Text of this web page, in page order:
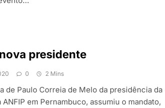
presidente
0 2 Mins
de Paulo Correia de Melo da presidência da
ANFIP em Pernambuco, assumiu o mandato,